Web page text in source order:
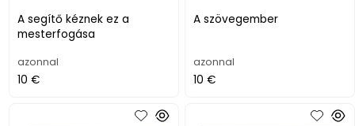
A segítő kéznek ez a
mesterfogása
azonnal
10 €
A szövegember
azonnal
10 €